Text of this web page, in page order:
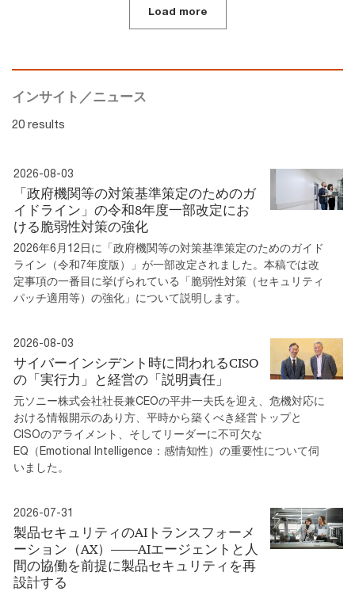
Load more
インサイト／ニュース
20 results
2026-08-03
「政府機関等の対策基準策定のためのガ
イドライン」の令和8年度一部改定にお
ける脆弱性対策の強化
2026年6月12日に「政府機関等の対策基準策定のためのガイド
ライン（令和7年度版）」が一部改定されました。本稿では改
定事項の一番目に挙げられている「脆弱性対策（セキュリティ
パッチ適用等）の強化」について説明します。
2026-08-03
サイバーインシデント時に問われるCISO
の「実行力」と経営の「説明責任」
元ソニー株式会社社長兼CEOの平井一夫氏を迎え、危機対応に
おける情報開示のあり方、平時から築くべき経営トップと
CISOのアライメント、そしてリーダーに不可欠な
EQ（Emotional Intelligence：感情知性）の重要性について伺
いました。
2026-07-31
製品セキュリティのAIトランスフォーメ
ーション（AX）――AIエージェントと人
間の協働を前提に製品セキュリティを再
設計する